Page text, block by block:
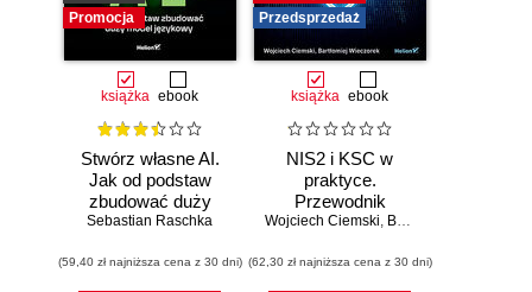
Promocja
książka ebook
Stwórz własne AI.
Jak od podstaw
zbudować duży
model językowy
Sebastian Raschka
(59,40 zł najniższa cena z 30 dni)
Przedsprzedaż
książka ebook
NIS2 i KSC w
praktyce.
Przewodnik
wdrożeniowy dla
Wojciech Ciemski, Bartłomiej Wieczorek
(62,30 zł najniższa cena z 30 dni)